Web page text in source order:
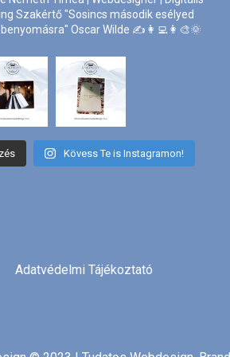
Szakértő"Sosincs második esélyed
Oscar Wilde ✍️👩‍💻👩‍🎨🌞
Kövess Te is Instagramon!
Adatvédelmi Tájékoztató